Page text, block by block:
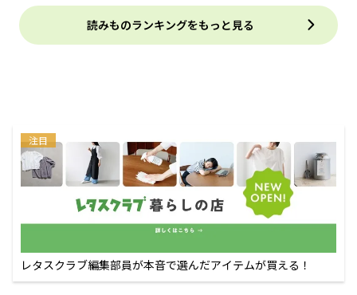
読みものランキングをもっと見る
注目
レタスクラブ編集部員が本音で選んだアイテムが買える！